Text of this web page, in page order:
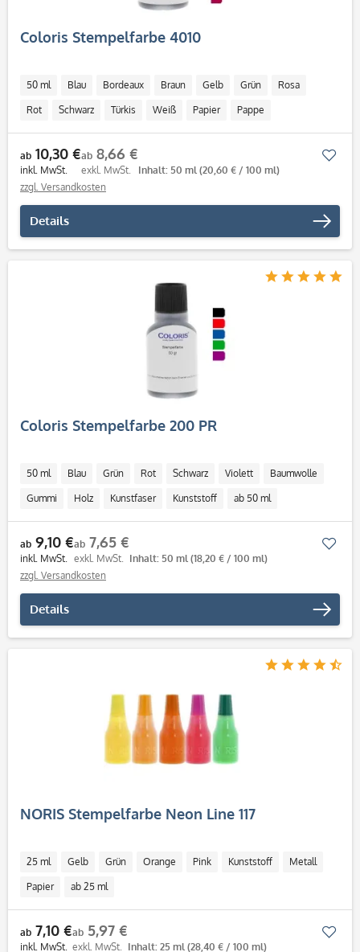
Coloris Stempelfarbe 4010
50 ml Blau Bordeaux Braun Gelb Grün Rosa
Rot Schwarz Türkis Weiß Papier Pappe
saugfähiger Untergrund
ab 50 ml
ab 10,30 €
inkl. MwSt.
ab 8,66 €
exkl. MwSt. Inhalt: 50 ml (20,60 € / 100 ml)
zzgl. Versandkosten
Details
Coloris Stempelfarbe 200 PR
50 ml Blau Grün Rot Schwarz Violett Baumwolle
Gummi Holz Kunstfaser Kunststoff ab 50 ml
ab 9,10 €
inkl. MwSt.
ab 7,65 €
exkl. MwSt. Inhalt: 50 ml (18,20 € / 100 ml)
zzgl. Versandkosten
Details
NORIS Stempelfarbe Neon Line 117
25 ml Gelb Grün Orange Pink Kunststoff Metall
Papier ab 25 ml
ab 7,10 €
inkl. MwSt.
ab 5,97 €
exkl. MwSt. Inhalt: 25 ml (28,40 € / 100 ml)